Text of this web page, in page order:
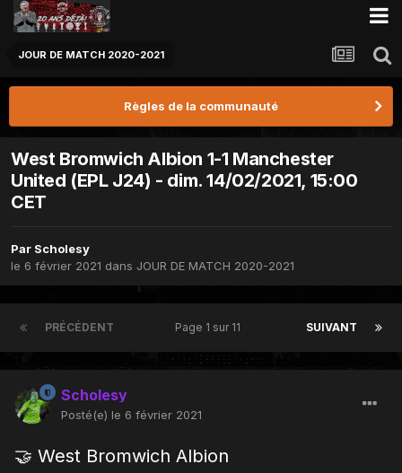
JOUR DE MATCH 2020-2021
Règles de la communauté
West Bromwich Albion 1-1 Manchester
United (EPL J24) - dim. 14/02/2021, 15:00
CET
Par Scholesy
le 6 février 2021 dans JOUR DE MATCH 2020-2021
PRÉCÉDENT SUIVANT
Page 1 sur 11
Scholesy
Posté(e) le 6 février 2021
🤝 West Bromwich Albion